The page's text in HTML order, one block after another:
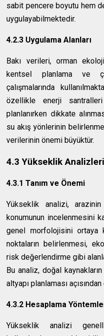
sabit pencere boyutu hem
uygulayabilmektedir.
4.2.3 Uygulama Alanları
Bakı verileri, orman
kentsel planlama ve
çalışmalarında
özellikle enerji
planlanırken dikkate
su akış yönlerinin
verilerinin önemi büyüktür.
4.3 Yükseklik Analizleri
4.3.1 Tanım ve Önemi
Yükseklik analizi,
konumunun incelenmesini
genel morfolojisini
noktaların belirlenmesi,
risk değerlendirme gibi
Bu analiz, doğal
altyapı planlaması
4.3.2 Hesaplama
Yükseklik analizi